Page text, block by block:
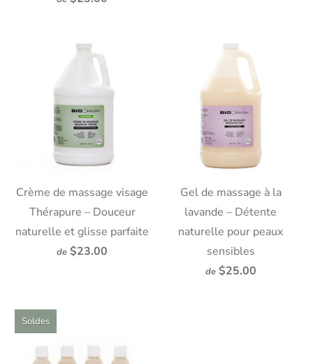
Crème de massage visage
Thérapure – Douceur
naturelle et glisse parfaite
de $23.00
Gel de massage à la
lavande – Détente
naturelle pour peaux
sensibles
de $25.00
Soldes